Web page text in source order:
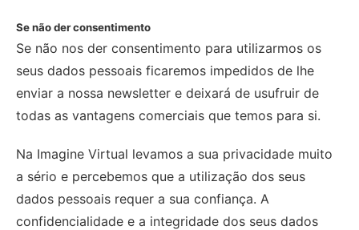
Se não der consentimento
Se não nos der consentimento para utilizarmos os
seus dados pessoais ficaremos impedidos de lhe
enviar a nossa newsletter e deixará de usufruir de
todas as vantagens comerciais que temos para si.
Na Imagine Virtual levamos a sua privacidade muito
a sério e percebemos que a utilização dos seus
dados pessoais requer a sua confiança. A
confidencialidade e a integridade dos seus dados